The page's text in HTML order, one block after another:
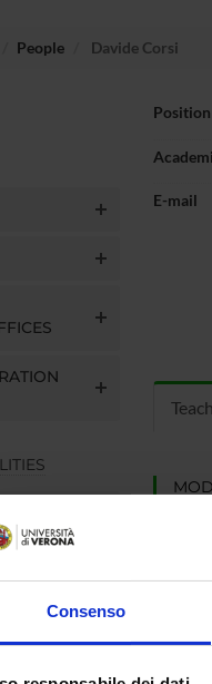
Consenso
People Davide Corsi
Position
E-mail